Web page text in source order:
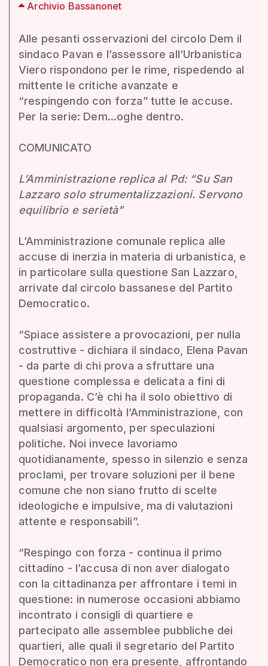
Archivio Bassanonet
Alle pesanti osservazioni del circolo Dem il
sindaco Pavan e l’assessore all’Urbanistica
Viero rispondono per le rime, rispedendo al
mittente le critiche avanzate e
“respingendo con forza” tutte le accuse.
Per la serie: Dem...oghe dentro.
COMUNICATO
L’Amministrazione replica al Pd: “Su San
Lazzaro solo strumentalizzazioni. Servono
equilibrio e serietà”
L’Amministrazione comunale replica alle
accuse di inerzia in materia di urbanistica, e
in particolare sulla questione San Lazzaro,
arrivate dal circolo bassanese del Partito
Democratico.
“Spiace assistere a provocazioni, per nulla
costruttive - dichiara il sindaco, Elena Pavan
- da parte di chi prova a sfruttare una
questione complessa e delicata a fini di
propaganda. C’è chi ha il solo obiettivo di
mettere in difficoltà l’Amministrazione, con
qualsiasi argomento, per speculazioni
politiche. Noi invece lavoriamo
quotidianamente, spesso in silenzio e senza
proclami, per trovare soluzioni per il bene
comune che non siano frutto di scelte
ideologiche e impulsive, ma di valutazioni
attente e responsabili”.
“Respingo con forza - continua il primo
cittadino - l’accusa di non aver dialogato
con la cittadinanza per affrontare i temi in
questione: in numerose occasioni abbiamo
incontrato i consigli di quartiere e
partecipato alle assemblee pubbliche dei
quartieri, alle quali il segretario del Partito
Democratico non era presente, affrontando